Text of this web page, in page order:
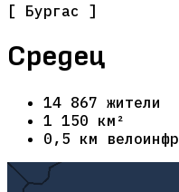
[ Бургас ]
Средец
14 867 жители
1 150 км²
0,5 км